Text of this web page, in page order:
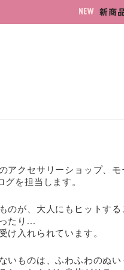
新商
アクセサリーショップ、モ
を担当します。
のが、大人にもヒットする
たり...
け入れられています。
いものは、ふわふわのぬい